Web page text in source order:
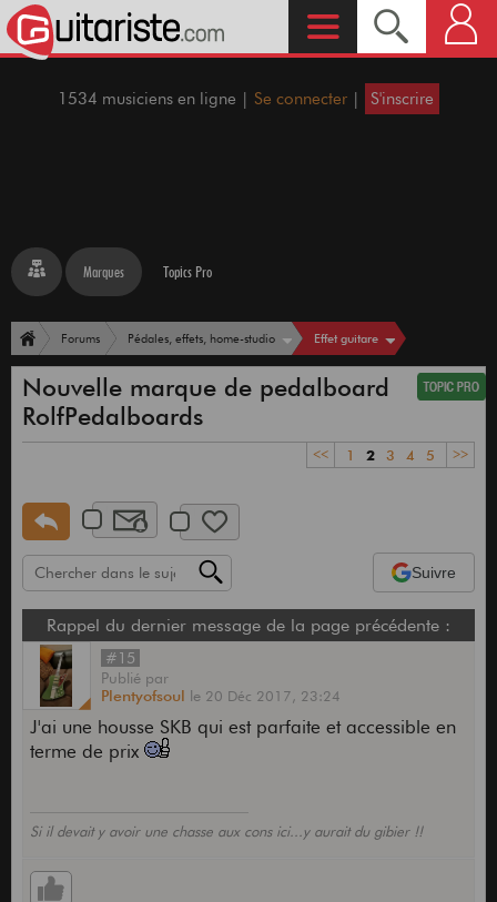
1534 musiciens en ligne | Se connecter | S'inscrire
Marques Topics Pro
Forums Pédales, effets, home-studio Effet guitare
Nouvelle marque de pedalboard
RolfPedalboards
<< 1 2 3 4 5 >>
Suivre
Rappel du dernier message de la page précédente :
#15
Publié par
Plentyofsoul le 20 Déc 2017, 23:24
J'ai une housse SKB qui est parfaite et accessible en
terme de prix
Si il devait y avoir une chasse aux cons ici...y aurait du gibier !!